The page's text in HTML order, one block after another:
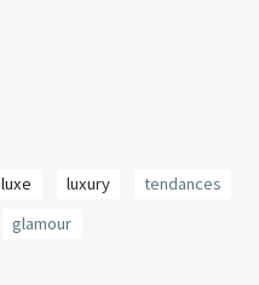
luxe luxury
tendances
glamour